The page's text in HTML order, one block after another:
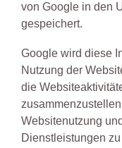
von Google in den
gespeichert.
Google wird diese
Nutzung der
die
Websitenutzung
Dienstleistungen